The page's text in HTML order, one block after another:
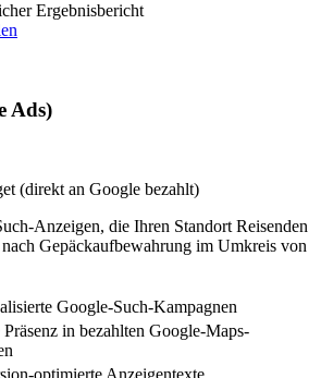
Ergebnisbericht
Ads)
(direkt an Google bezahlt)
Anzeigen, die Ihren Standort Reisenden
Gepäckaufbewahrung im Umkreis von
Google-Such-Kampagnen
in bezahlten Google-Maps-
optimierte Anzeigentexte